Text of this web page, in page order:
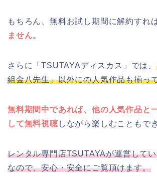
もちろん、無料お試し期間に解約すれ
ません。
さらに「TSUTAYAディスカス」では、
組金八先生」以外にの人気作品も揃っ
無料期間中であれば、他の人気作品と
して無料視聴 しながら楽しむこともで
レンタル専門店TSUTAYAが運営して
なので、安心・安全にご覧頂けます。